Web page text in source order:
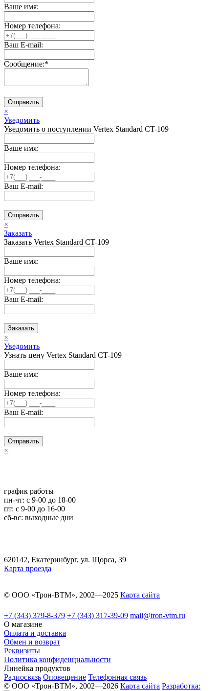
Ваше имя:
Номер телефона:
Ваш E-mail:
Сообщение:*
Отправить
×
Уведомить
Уведомить о поступлении Vertex Standard CT-109
Ваше имя:
Номер телефона:
Ваш E-mail:
Отправить
×
Заказать
Заказать Vertex Standard CT-109
Ваше имя:
Номер телефона:
Ваш E-mail:
Заказать
×
Уведомить
Узнать цену Vertex Standard CT-109
Ваше имя:
Номер телефона:
Ваш E-mail:
Отправить
×
график работы
пн-чт: c 9-00 до 18-00
пт: с 9-00 до 16-00
сб-вс: выходные дни
620142, Екатеринбург, ул. Щорса, 39
Карта проезда
© ООО «Трон-ВТМ», 2002—2025 Карта сайта
+7 (343) 379-8-379 +7 (343) 317-39-09 mail@tron-vtm.ru
О магазине
Оплата и доставка
Обмен и возврат
Реквизиты
Политика конфиденциальности
Линейка продуктов
Радиосвязь Оповещение Телефонная связь
© ООО «Трон-ВТМ», 2002—2026 Карта сайта Разработка: